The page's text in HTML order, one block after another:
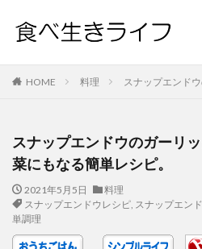
HOME 料理 スナップエンド
スナップエンドウのガーリ
菜にもなる簡単レシピ。
2021年5月5日
料理
スナップエンドウレシピ, スナップエン
単調理